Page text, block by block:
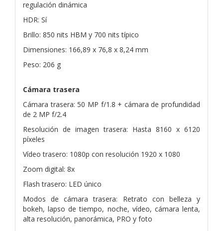
regulación dinámica
HDR: Sí
Brillo: 850 nits HBM y 700 nits típico
Dimensiones: 166,89 x 76,8 x 8,24 mm
Peso: 206 g
Cámara trasera
Cámara trasera: 50 MP f/1.8 + cámara de profundidad
de 2 MP f/2.4
Resolución de imagen trasera: Hasta 8160 x 6120
píxeles
Vídeo trasero: 1080p con resolución 1920 x 1080
Zoom digital: 8x
Flash trasero: LED único
Modos de cámara trasera: Retrato con belleza y
bokeh, lapso de tiempo, noche, vídeo, cámara lenta,
alta resolución, panorámica, PRO y foto